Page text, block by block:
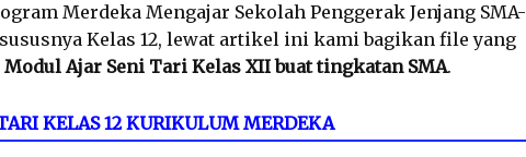
Merdeka Mengajar Sekolah Penggerak Jenjang SMA-
Kelas 12, lewat artikel ini kami bagikan file yang
Modul Ajar Seni Tari Kelas XII buat tingkatan SMA.
KELAS 12 KURIKULUM MERDEKA